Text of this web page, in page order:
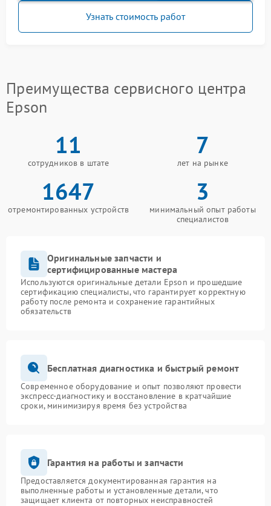
Узнать стоимость работ
Преимущества сервисного центра
Epson
11
сотрудников в штате
7
лет на рынке
1647
отремонтированных устройств
3
минимальный опыт работы
специалистов
Оригинальные запчасти и
сертифицированные мастера
Используются оригинальные детали Epson и прошедшие
сертификацию специалисты, что гарантирует корректную
работу после ремонта и сохранение гарантийных
обязательств
Бесплатная диагностика и быстрый ремонт
Современное оборудование и опыт позволяют провести
экспресс-диагностику и восстановление в кратчайшие
сроки, минимизируя время без устройства
Гарантия на работы и запчасти
Предоставляется документированная гарантия на
выполненные работы и установленные детали, что
защищает клиента от повторных неисправностей